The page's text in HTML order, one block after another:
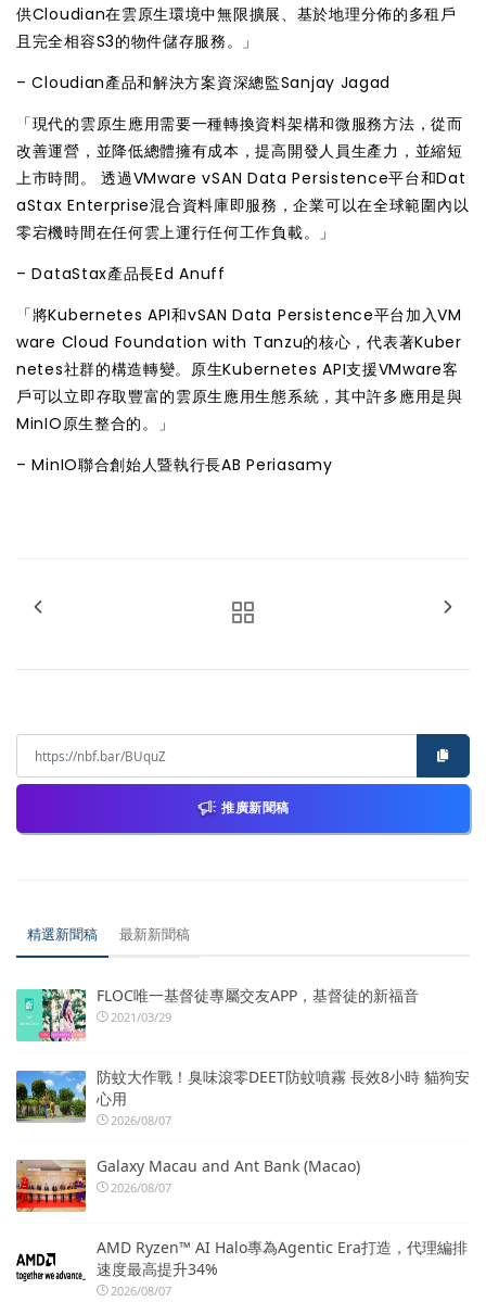
供Cloudian在雲原生環境中無限擴展、基於地理分佈的多租戶
且完全相容S3的物件儲存服務。」
– Cloudian產品和解決方案資深總監Sanjay Jagad
「現代的雲原生應用需要一種轉換資料架構和微服務方法，從而
改善運營，並降低總體擁有成本，提高開發人員生產力，並縮短
上市時間。 透過VMware vSAN Data Persistence平台和Dat
aStax Enterprise混合資料庫即服務，企業可以在全球範圍內以
零宕機時間在任何雲上運行任何工作負載。」
– DataStax產品長Ed Anuff
「將Kubernetes API和vSAN Data Persistence平台加入VM
ware Cloud Foundation with Tanzu的核心，代表著Kuber
netes社群的構造轉變。原生Kubernetes API支援VMware客
戶可以立即存取豐富的雲原生應用生態系統，其中許多應用是與
MinIO原生整合的。」
– MinIO聯合創始人暨執行長AB Periasamy
推廣新聞稿
精選新聞稿 最新新聞稿
FLOC唯一基督徒專屬交友APP，基督徒的新福音
2021/03/29
防蚊大作戰！臭味滾零DEET防蚊噴霧 長效8小時 貓狗安
心用
2026/08/07
Galaxy Macau and Ant Bank (Macao)
2026/08/07
AMD Ryzen™ AI Halo專為Agentic Era打造，代理編排
速度最高提升34%
2026/08/07